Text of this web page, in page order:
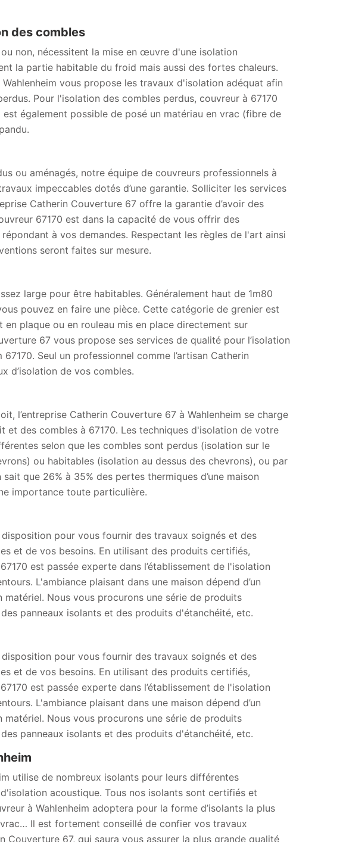
des combles
non, nécessitent la mise en œuvre d'une isolation
la partie habitable du froid mais aussi des fortes chaleurs.
vous propose les travaux d'isolation adéquat afin
Pour l'isolation des combles perdus, couvreur à 67170
également possible de posé un matériau en vrac (fibre de
ou aménagés, notre équipe de couvreurs professionnels à
impeccables dotés d’une garantie. Solliciter les services
Catherin Couverture 67 offre la garantie d’avoir des
67170 est dans la capacité de vous offrir des
à vos demandes. Respectant les règles de l'art ainsi
seront faites sur mesure.
large pour être habitables. Généralement haut de 1m80
pouvez en faire une pièce. Cette catégorie de grenier est
plaque ou en rouleau mis en place directement sur
67 vous propose ses services de qualité pour l’isolation
Seul un professionnel comme l’artisan Catherin
d’isolation de vos combles.
l’entreprise Catherin Couverture 67 à Wahlenheim se charge
et des combles à 67170. Les techniques d'isolation de votre
selon que les combles sont perdus (isolation sur le
ou habitables (isolation au dessus des chevrons), ou par
que 26% à 35% des pertes thermiques d’une maison
importance toute particulière.
pour vous fournir des travaux soignés et des
et de vos besoins. En utilisant des produits certifiés,
est passée experte dans l’établissement de l'isolation
L'ambiance plaisant dans une maison dépend d’un
Nous vous procurons une série de produits
panneaux isolants et des produits d'étanchéité, etc.
pour vous fournir des travaux soignés et des
et de vos besoins. En utilisant des produits certifiés,
est passée experte dans l’établissement de l'isolation
L'ambiance plaisant dans une maison dépend d’un
Nous vous procurons une série de produits
panneaux isolants et des produits d'étanchéité, etc.
utilise de nombreux isolants pour leurs différentes
acoustique. Tous nos isolants sont certifiés et
à Wahlenheim adoptera pour la forme d’isolants la plus
Il est fortement conseillé de confier vos travaux
Couverture 67, qui saura vous assurer la plus grande qualité